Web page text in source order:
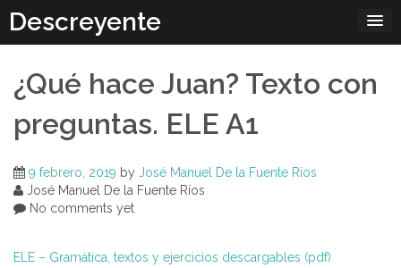
content
Descreyente
¿Qué hace Juan? Texto con
preguntas. ELE A1
9 febrero, 2019 by José Manuel De la Fuente Ríos
José Manuel De la Fuente Ríos
No comments yet
ELE – Gramática, textos y ejercicios descargables (pdf)